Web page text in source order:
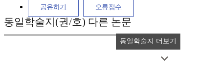
공유하기 오류접수
동일학술지(권/호) 다른 논문
동일학술지 더보기